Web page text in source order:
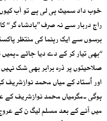
خوب داد سمیٹ ہی لی ہے تو اَب کیوں
راج دربار سے نہ صرف ’’بادشاہ گر
برسوں سے ایک رہنما کی منتظر
‘‘بھی تیار کر کے دے دیا جائے
صلاحیتوں پر ذرہ برابر بھی شک
اور اُستاد کے میاں محمد نوازشریف
ہوگی ۔مگرمیاں محمد نوازشریف
میں آنے کے بعد مسلم لیگ ن کے